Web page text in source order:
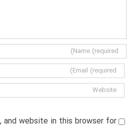
and website in this browser for